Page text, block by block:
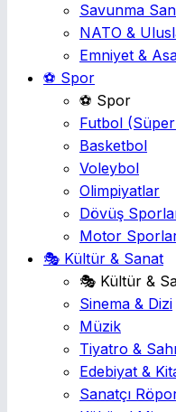
Savunma
NATO &
Emniyet &
⚽ Spor
⚽ Spor
Futbol
Basketbol
Voleybol
Olimpiyatlar
Dövüş
Motor
🎭 Kültür & Sanat
🎭 Kültür &
Sinema & Dizi
Müzik
Tiyatro &
Edebiyat &
Sanatçı